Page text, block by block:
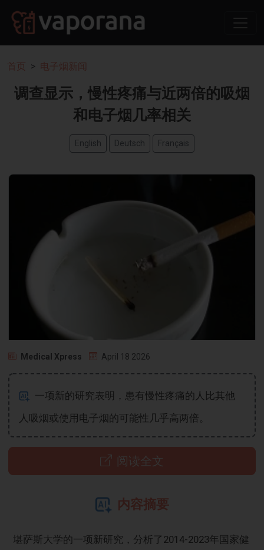
首页 电子烟新闻
调查显示，慢性疼痛与近两倍的吸烟
和电子烟几率相关
English Deutsch Français
Medical Xpress April 18 2026
一项新的研究表明，患有慢性疼痛的人比其他
人吸烟或使用电子烟的可能性几乎高两倍。
阅读全文
内容摘要
堪萨斯大学的一项新研究，分析了2014-2023年国家健